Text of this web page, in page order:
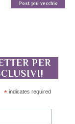
Post più vecchio
PER
* indicates required